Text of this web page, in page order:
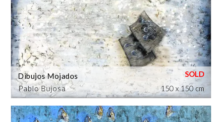
Pablo Bujosa
Dibujos Mojados
150 x 150 cm